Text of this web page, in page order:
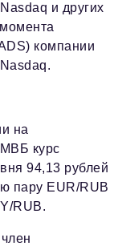
и других
компании
на
курс
94,13 рублей
пару EUR/RUB
RUB.